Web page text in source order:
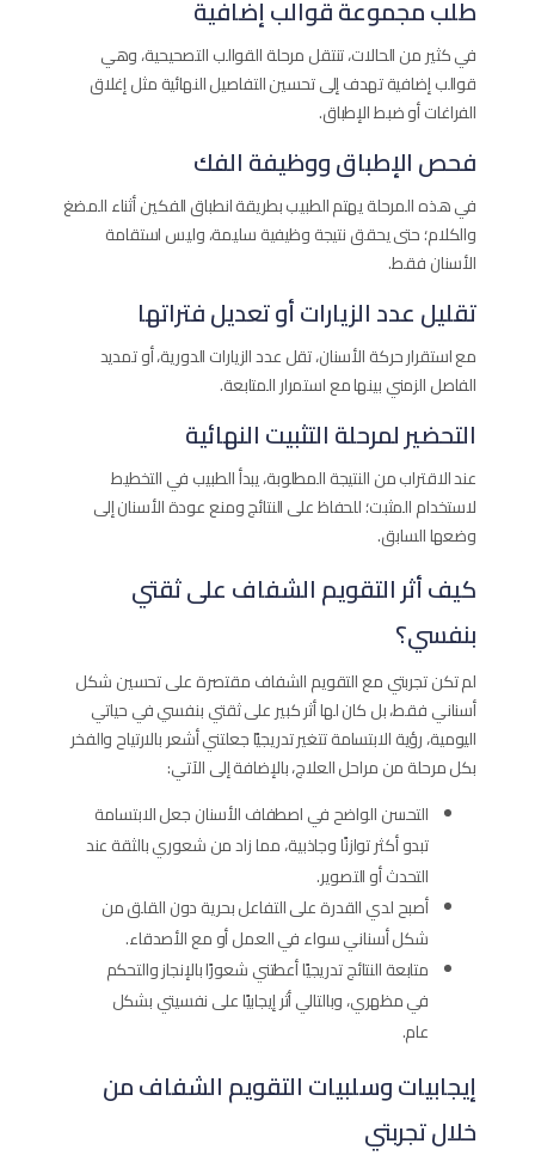
طلب مجموعة قوالب إضافية
في كثير من الحالات، تنتقل مرحلة القوالب التصحيحية، وهي
قوالب إضافية تهدف إلى تحسين التفاصيل النهائية مثل إغلاق
الفراغات أو ضبط الإطباق.
فحص الإطباق ووظيفة الفك
في هذه المرحلة يهتم الطبيب بطريقة انطباق الفكين أثناء المضغ
والكلام؛ حتى يحقق نتيجة وظيفية سليمة، وليس استقامة
الأسنان فقط.
تقليل عدد الزيارات أو تعديل فتراتها
مع استقرار حركة الأسنان، تقل عدد الزيارات الدورية، أو تمديد
الفاصل الزمني بينها مع استمرار المتابعة.
التحضير لمرحلة التثبيت النهائية
عند الاقتراب من النتيجة المطلوبة، يبدأ الطبيب في التخطيط
لاستخدام المثبت؛ للحفاظ على النتائج ومنع عودة الأسنان إلى
وضعها السابق.
كيف أثر التقويم الشفاف على ثقتي
بنفسي؟
لم تكن تجربتي مع التقويم الشفاف​ مقتصرة على تحسين شكل
أسناني فقط، بل كان لها أثر كبير على ثقتي بنفسي في حياتي
اليومية، رؤية الابتسامة تتغير تدريجيًا جعلتني أشعر بالارتياح والفخر
بكل مرحلة من مراحل العلاج، بالإضافة إلى الآتي:
التحسن الواضح في اصطفاف الأسنان جعل الابتسامة
تبدو أكثر توازنًا وجاذبية، مما زاد من شعوري بالثقة عند
التحدث أو التصوير.
أصبح لدي القدرة على التفاعل بحرية دون القلق من
شكل أسناني سواء في العمل أو مع الأصدقاء.
متابعة النتائج تدريجيًا أعطتني شعورًا بالإنجاز والتحكم
في مظهري، وبالتالي أثر إيجابيًا على نفسيتي بشكل
عام.
إيجابيات وسلبيات التقويم الشفاف من
خلال تجربتي